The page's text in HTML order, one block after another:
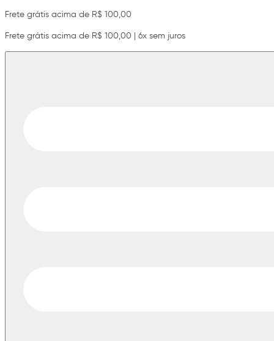
Frete grátis acima de R$ 100,00
Frete grátis acima de R$ 100,00 | 6x sem juros